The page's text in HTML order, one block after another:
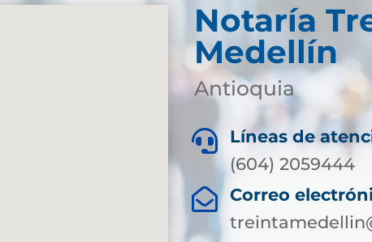
Notaría
Medellín
Antioquia

Líneas de
(604) 2059444

Correo